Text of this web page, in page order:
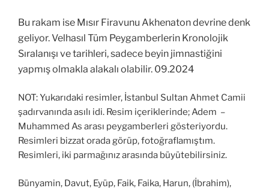
Bu rakam ise Mısır Firavunu Akhenaton devrine denk
geliyor. Velhasıl Tüm Peygamberlerin Kronolojik
Sıralanışı ve tarihleri, sadece beyin jimnastiğini
yapmış olmakla alakalı olabilir. 09.2024
NOT: Yukarıdaki resimler, İstanbul Sultan Ahmet Camii
şadırvanında asılı idi. Resim içeriklerinde; Adem –
Muhammed As arası peygamberleri gösteriyordu.
Resimleri bizzat orada görüp, fotoğraflamıştım.
Resimleri, iki parmağınız arasında büyütebilirsiniz.
Bünyamin, Davut, Eyüp, Faik, Faika, Harun, (İbrahim),